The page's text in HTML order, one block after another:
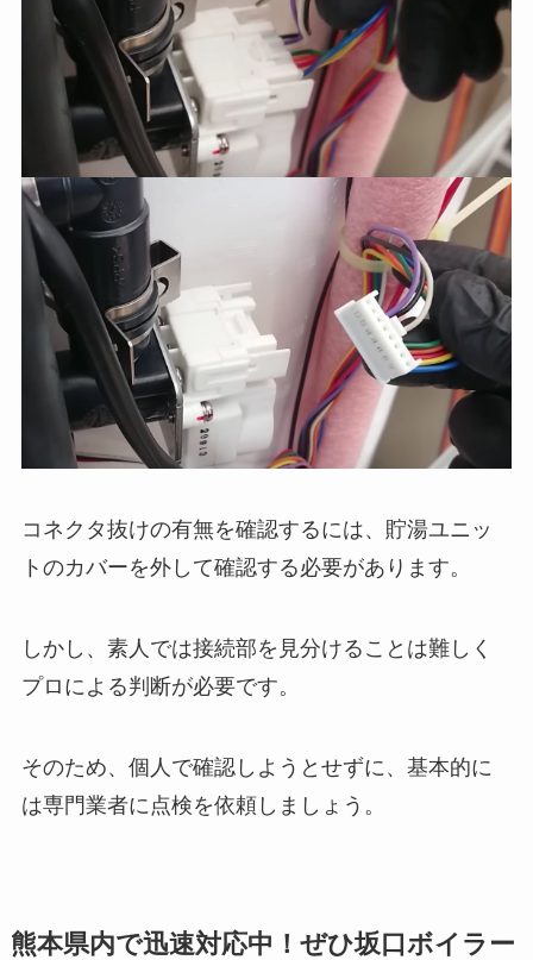
コネクタ抜けの有無を確認するには、貯湯ユニッ
トのカバーを外して確認する必要があります。
しかし、素人では接続部を見分けることは難しく
プロによる判断が必要です。
そのため、個人で確認しようとせずに、基本的に
は専門業者に点検を依頼しましょう。
熊本県内で迅速対応中！ぜひ坂口ボイラー